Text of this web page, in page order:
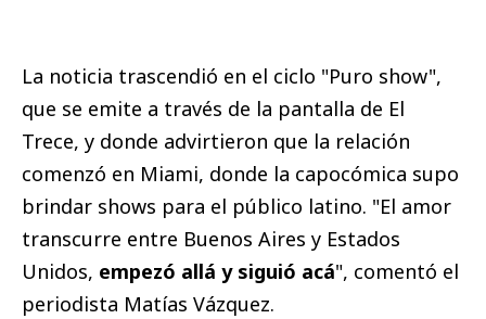
La noticia trascendió en el ciclo "Puro show",
que se emite a través de la pantalla de El
Trece, y donde advirtieron que la relación
comenzó en Miami, donde la capocómica supo
brindar shows para el público latino. "El amor
transcurre entre Buenos Aires y Estados
Unidos, empezó allá y siguió acá", comentó el
periodista Matías Vázquez.